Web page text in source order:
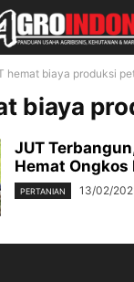
hemat biaya produksi
biaya
JUT
Hemat Ongkos
PERTANIAN 13/02/